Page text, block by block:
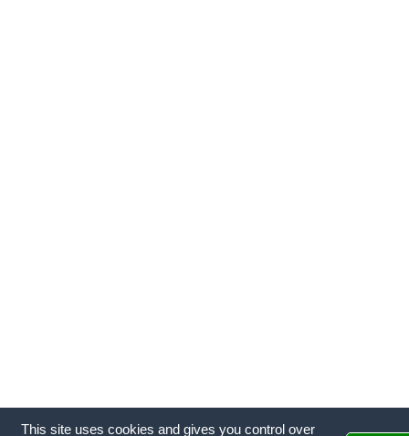
This site uses cookies and gives you control over